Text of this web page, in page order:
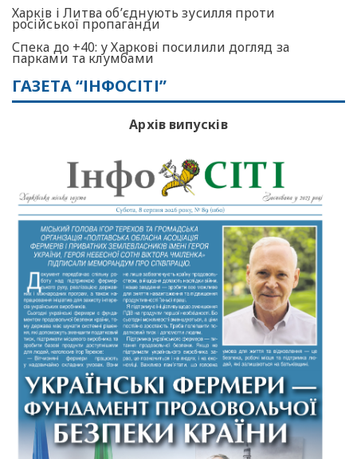
Харків і Литва об’єднують зусилля проти
російської пропаганди
Спека до +40: у Харкові посилили догляд за
парками та клумбами
ГАЗЕТА “ІНФОСІТІ”
Архів випусків